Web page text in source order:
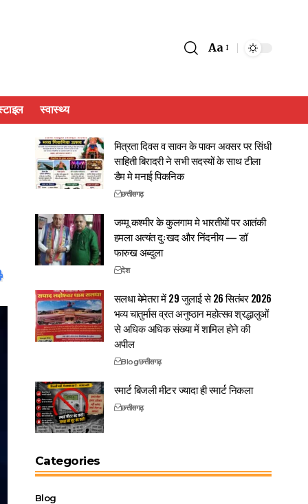
Aa
स्वास्थ्य
मित्रता दिवस व सावन के पावन अवसर पर सिंधी
साहिती बिरादरी ने सभी सदस्यों के साथ टीला
डैम मे मनाई पिकनिक
छत्तीसगढ़
जम्मू कश्मीर के कुलगाम मे भारतीयों पर आतंकी
हमला अत्यंत दुःखद और निंदनीय — डॉ
फारुख अब्दुला
देश
सलधा बेमेतरा में 29 जुलाई से 26 सितंबर 2026
भव्य चातुर्मास व्रत अनुष्ठान महोत्सव श्रद्धालुओं
से अधिक अधिक संख्या में शामिल होने की
अपील
Blogछत्तीसगढ़
स्मार्ट बिजली मीटर ज्यादा ही स्मार्ट निकला
छत्तीसगढ़
Categories
Blog